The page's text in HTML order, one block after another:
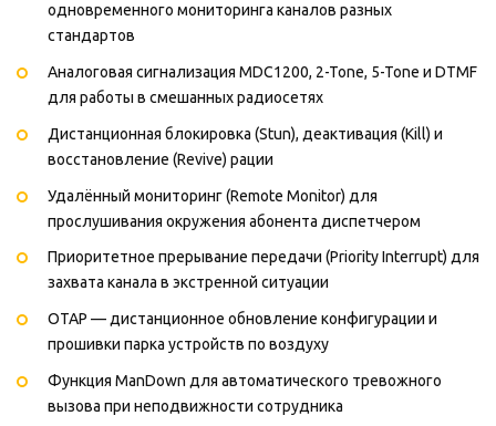
одновременного мониторинга каналов разных
стандартов
Аналоговая сигнализация MDC1200, 2-Tone, 5-Tone и DTMF
для работы в смешанных радиосетях
Дистанционная блокировка (Stun), деактивация (Kill) и
восстановление (Revive) рации
Удалённый мониторинг (Remote Monitor) для
прослушивания окружения абонента диспетчером
Приоритетное прерывание передачи (Priority Interrupt) для
захвата канала в экстренной ситуации
OTAP — дистанционное обновление конфигурации и
прошивки парка устройств по воздуху
Функция ManDown для автоматического тревожного
вызова при неподвижности сотрудника